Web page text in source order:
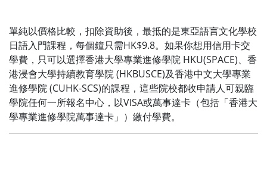
單純以價格比較，扣除資助後，最抵的是東亞語言文化學校
日語入門課程，每個鐘只需HK$9.8。如果你想用信用卡交
學費，只可以選擇香港大學專業進修學院 HKU(SPACE)、香
港浸會大學持續教育學院 (HKBUSCE)及香港中文大學專業
進修學院 (CUHK-SCS)的課程，這些院校都收申請人可親臨
學院任何一所報名中心，以VISA或萬事達卡（包括「香港大
學專業進修學院萬事達卡」）繳付學費。